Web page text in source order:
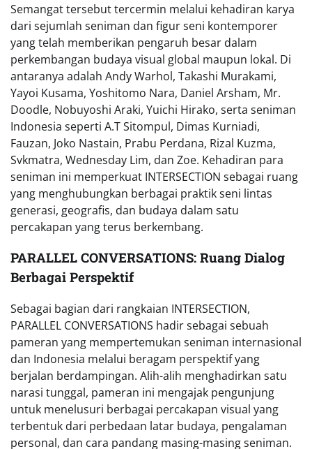
Semangat tersebut tercermin melalui kehadiran karya
dari sejumlah seniman dan figur seni kontemporer
yang telah memberikan pengaruh besar dalam
perkembangan budaya visual global maupun lokal. Di
antaranya adalah Andy Warhol, Takashi Murakami,
Yayoi Kusama, Yoshitomo Nara, Daniel Arsham, Mr.
Doodle, Nobuyoshi Araki, Yuichi Hirako, serta seniman
Indonesia seperti A.T Sitompul, Dimas Kurniadi,
Fauzan, Joko Nastain, Prabu Perdana, Rizal Kuzma,
Svkmatra, Wednesday Lim, dan Zoe. Kehadiran para
seniman ini memperkuat INTERSECTION sebagai ruang
yang menghubungkan berbagai praktik seni lintas
generasi, geografis, dan budaya dalam satu
percakapan yang terus berkembang.
PARALLEL CONVERSATIONS: Ruang Dialog
Berbagai Perspektif
Sebagai bagian dari rangkaian INTERSECTION,
PARALLEL CONVERSATIONS hadir sebagai sebuah
pameran yang mempertemukan seniman internasional
dan Indonesia melalui beragam perspektif yang
berjalan berdampingan. Alih-alih menghadirkan satu
narasi tunggal, pameran ini mengajak pengunjung
untuk menelusuri berbagai percakapan visual yang
terbentuk dari perbedaan latar budaya, pengalaman
personal, dan cara pandang masing-masing seniman.